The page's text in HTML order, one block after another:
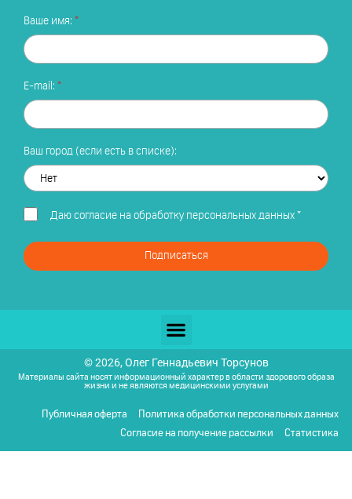
Ваше имя:
E-mail:
Ваш город (если есть в списке):
Даю согласие на обработку персональных данных*
Подписаться
© 2026, Олег Геннадьевич Торсунов
Материалы сайта носят информационный характер в области здорового образа
жизни и не являются медицинскими услугами
Публичная оферта
Политика обработки персональных данных
Согласие на получение рассылки
Статистика